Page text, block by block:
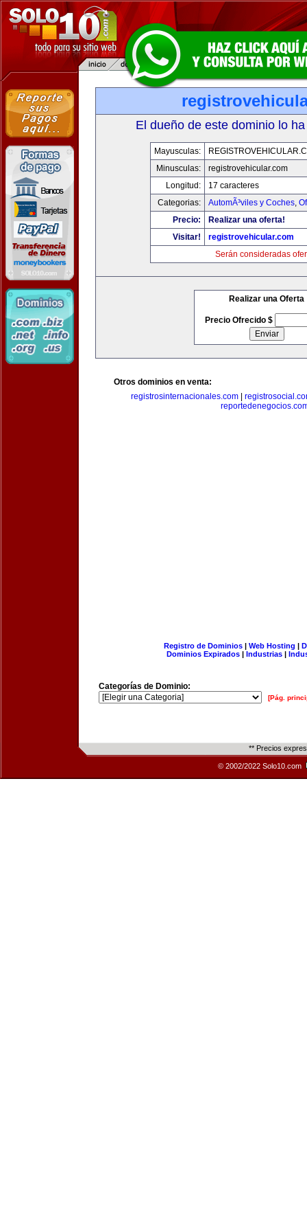
El dueño de este dominio lo
Mayusculas:
Minusculas:
registrovehicular.com
Longitud:
17 caracteres
Categorias:
AutomÃ³viles y Coches,
Precio:
Realizar una oferta!
Visitar!
registrovehicular.com
Serán consideradas
Realizar una Oferta
Precio Ofrecido $
Otros dominios en venta:
registrosinternacionales.com
Registro de Dominios| Web Hosting |
Dominios Expirados | Industrias |
Categorías de Dominio:
[Pág.
** Precios
© 2002/2022 Solo10.com